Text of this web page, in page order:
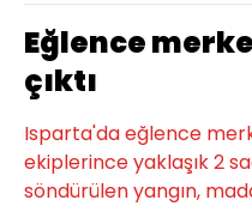
Eğlence
çıktı
Isparta'da eğlence
ekiplerince yaklaşık 2
söndürülen yangın,